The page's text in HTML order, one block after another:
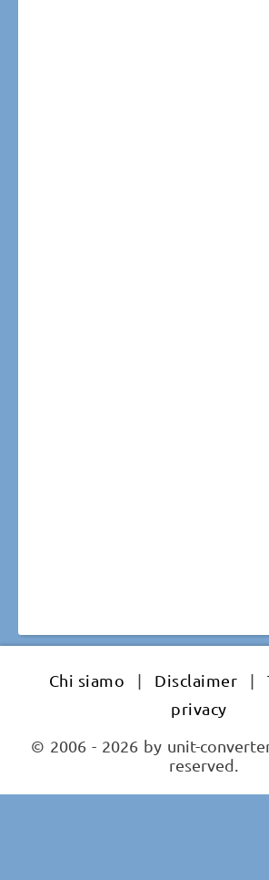
Chi siamo | Disclaimer |
privacy
© 2006 - 2026 by unit-
reserved.